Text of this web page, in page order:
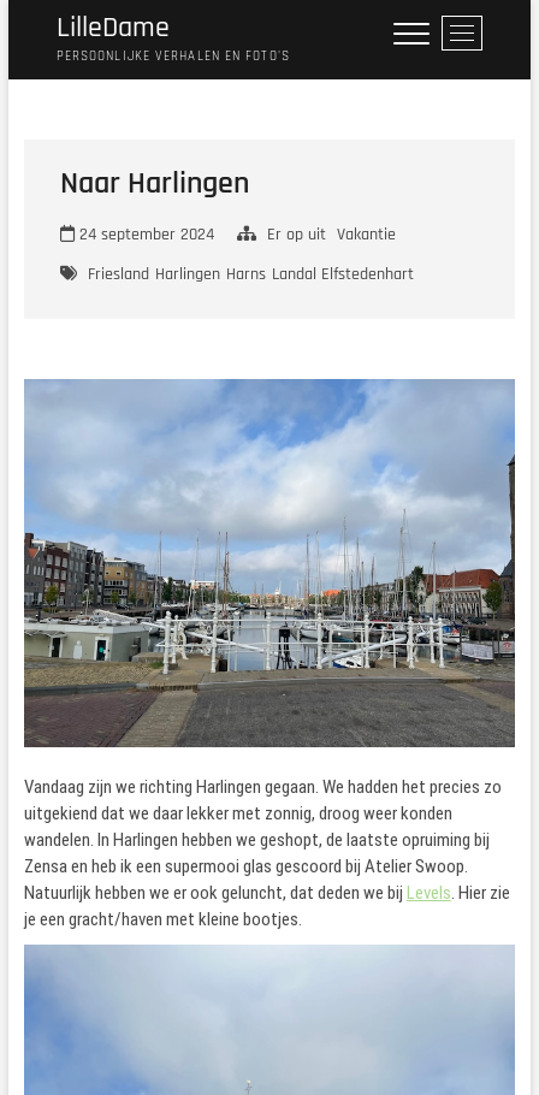
LilleDame
PERSOONLIJKE VERHALEN EN FOTO'S
M
e
n
Naar Harlingen
24 september 2024 Er op uit Vakantie
Friesland Harlingen Harns Landal Elfstedenhart
Vandaag zijn we richting Harlingen gegaan. We hadden het precies zo
uitgekiend dat we daar lekker met zonnig, droog weer konden
wandelen. In Harlingen hebben we geshopt, de laatste opruiming bij
Zensa en heb ik een supermooi glas gescoord bij Atelier Swoop.
Natuurlijk hebben we er ook geluncht, dat deden we bij Levels. Hier zie
je een gracht/haven met kleine bootjes.